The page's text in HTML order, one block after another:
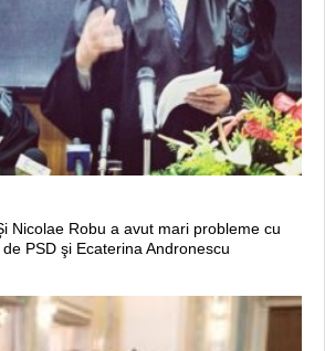
Nicolae Robu a avut mari probleme cu
PSD şi Ecaterina Andronescu